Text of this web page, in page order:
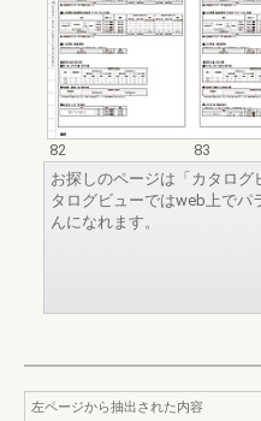
82
83
お探しのページは「カタログ
タログビューではweb上でパ
んになれます。
左ページから抽出された内容